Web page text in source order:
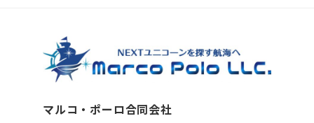
マルコ・ポーロ合同会社